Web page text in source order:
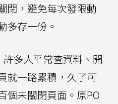
閉，避免每次發限動
多存一份。
多人平常查資料、開
就一路累積，久了可
個未關閉頁面。原PO